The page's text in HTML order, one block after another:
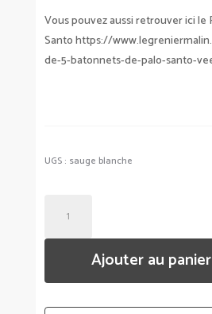
Vous pouvez aussi retrouver ici le
Santohttps://
de-5-batonnets-de-palo-santo-
UGS : sauge blanche
SAUGE
BLANCHE
DE
CALIFORNIE
Ajouter au panier